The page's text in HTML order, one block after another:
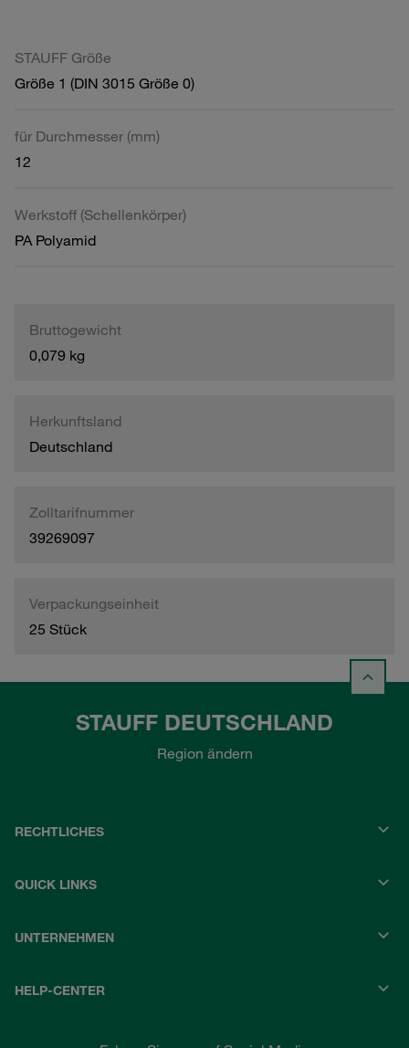
STAUFF Größe
Größe 1 (DIN 3015 Größe 0)
für Durchmesser (mm)
12
Werkstoff (Schellenkörper)
PA Polyamid
Bruttogewicht
0,079 kg
Herkunftsland
Deutschland
Zolltarifnummer
39269097
Verpackungseinheit
25 Stück
STAUFF DEUTSCHLAND
Region ändern
RECHTLICHES
QUICK LINKS
UNTERNEHMEN
HELP-CENTER